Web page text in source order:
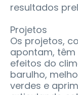
resultados
Projetos
Os projetos,
apontam,
efeitos do
barulho,
verdes e